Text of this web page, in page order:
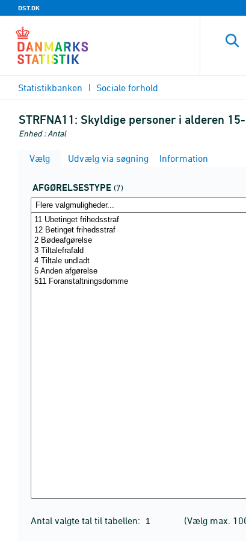
DST.DK
Statistikbanken Sociale forhold
STRFNA11: Skyldige personer i alderen
Enhed : Antal
Vælg Udvælg via søgning Information
AFGØRELSESTYPE (7)
Antal valgte tal til tabellen: (Vælg max.